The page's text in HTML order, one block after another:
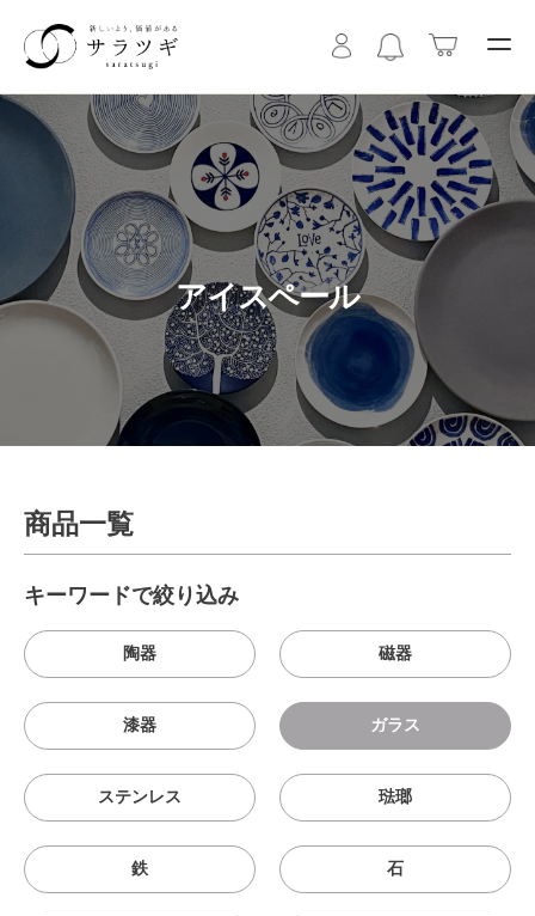
アイスペール
商品一覧
キーワードで絞り込み
陶器 磁器
漆器 ガラス
ステンレス 琺瑯
鉄 石